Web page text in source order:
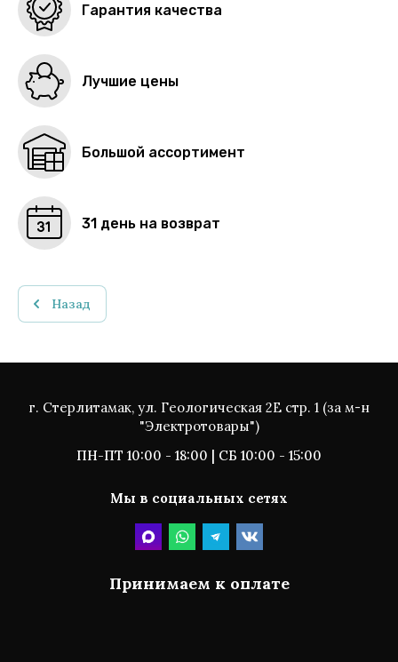
Гарантия качества
Лучшие цены
Большой ассортимент
31 день на возврат
Назад
г. Стерлитамак, ул. Геологическая 2Е стр. 1 (за м-н
"Электротовары")
ПН-ПТ 10:00 - 18:00 | СБ 10:00 - 15:00
Принимаем к оплате
Мы в социальных сетях